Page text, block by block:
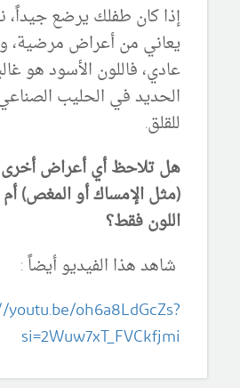
إذا كان طفلك يرضع جيداً،
يعاني من أعراض مرضية،
عادي، فاللون الأسود هو
الحديد في الحليب
للقلق.
هل تلاحظ أي أعراض
(مثل الإمساك أو المغص)
اللون فقط؟
شاهد هذا الفيديو أيضاً :
oh6a8LdGcZs?
si=2Wuw7xT_FVCkfjmi